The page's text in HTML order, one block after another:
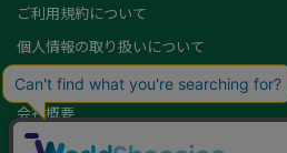
ご利用規約について
個人情報の取り扱いについて
特定商取引に基づく表記
会社概要
カード会員（情報変更/ポイント照会）